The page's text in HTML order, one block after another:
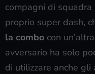
compagni di
proprio super dash,
la combo con
avversario ha solo
di utilizzare anche gli